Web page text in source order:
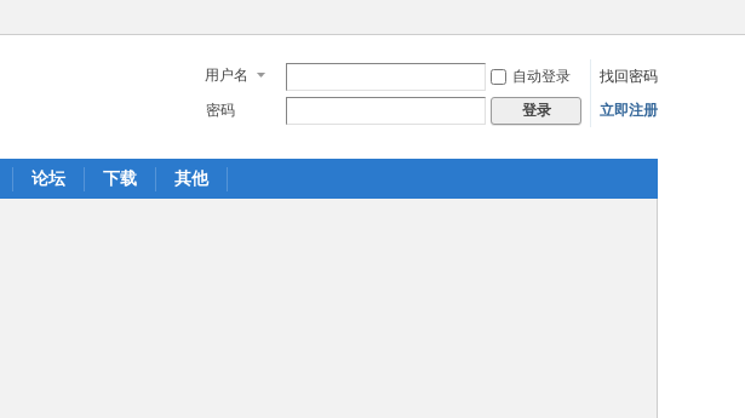
用户名 自动登录
找回密码
密码
登录 立即注册
论坛 下载 其他